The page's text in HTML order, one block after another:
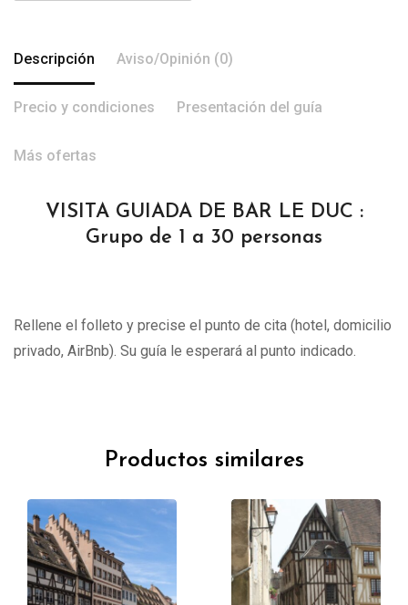
Descripción Aviso/Opinión (0)
Precio y condiciones Presentación del guía
Más ofertas
VISITA GUIADA DE BAR LE DUC :
Grupo de 1 a 30 personas
Rellene el folleto y precise el punto de cita (hotel, domicilio
privado, AirBnb). Su guía le esperará al punto indicado.
Productos similares